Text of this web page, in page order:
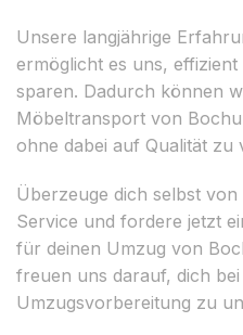
Unsere langjährige
ermöglicht es uns,
sparen. Dadurch können
Möbeltransport von
ohne dabei auf Qualität zu
Überzeuge dich selbst
Service und fordere jetzt
für deinen Umzug von
freuen uns darauf, dich bei
Umzugsvorbereitung zu